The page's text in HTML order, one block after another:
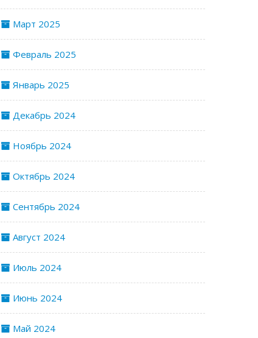
Март 2025
Февраль 2025
Январь 2025
Декабрь 2024
Ноябрь 2024
Октябрь 2024
Сентябрь 2024
Август 2024
Июль 2024
Июнь 2024
Май 2024